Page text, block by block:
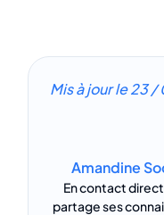
Mis à jour le23 /
Amandine
En contact
partage ses